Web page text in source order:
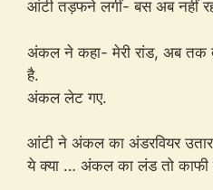
आंटी तड़फने लगीं- बस अब नहीं
अंकल ने कहा- मेरी रांड, अब तक
है.
अंकल लेट गए.
आंटी ने अंकल का अंडरवियर
ये क्या … अंकल का लंड तो काफी